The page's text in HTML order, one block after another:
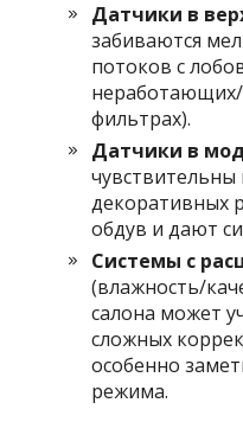
Датчики в
забиваются
потоков с
фильтрах).
Датчики в
декоративных
обдув и дают
Системы с
(влажность/
салона может
сложных
особенно
режима.